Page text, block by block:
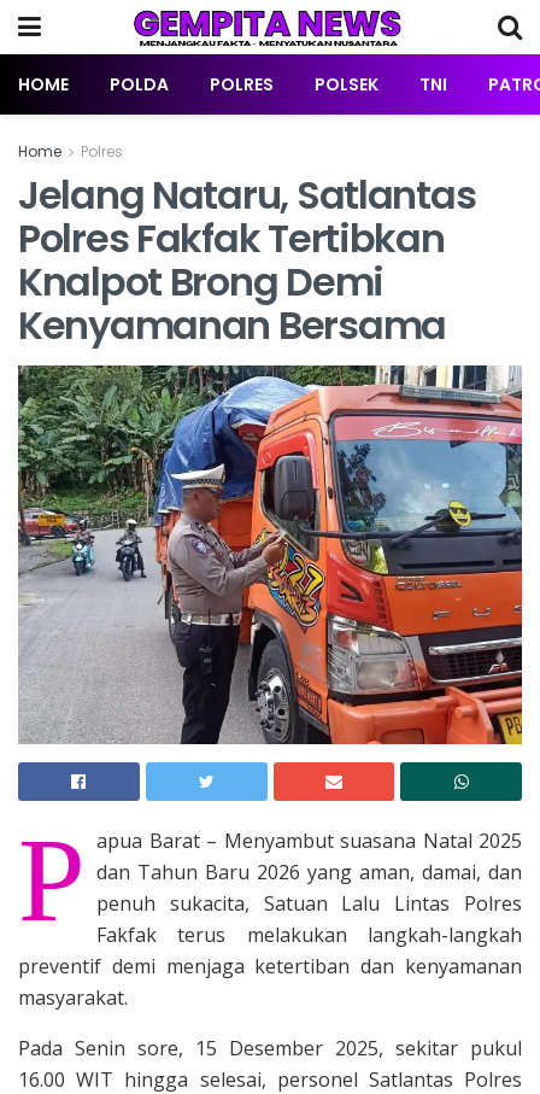
HOME POLDA POLRES POLSEK TNI
Home Polres
Jelang Nataru, Satlantas
Polres Fakfak Tertibkan
Knalpot Brong Demi
Kenyamanan Bersama
P apua Barat – Menyambut suasana Natal 2025
dan Tahun Baru 2026 yang aman, damai, dan
penuh sukacita, Satuan Lalu Lintas Polres
Fakfak terus melakukan langkah-langkah
preventif demi menjaga ketertiban dan kenyamanan
masyarakat.
Pada Senin sore, 15 Desember 2025, sekitar pukul
16.00 WIT hingga selesai, personel Satlantas Polres